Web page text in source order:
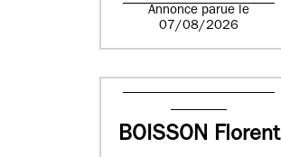
Annonce parue le
07/08/2026
BOISSON Florent